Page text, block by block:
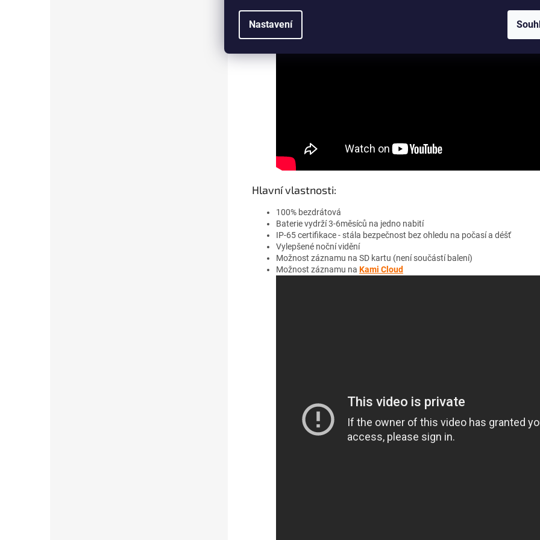
Nastavení
Hlavní vlastnosti:
100% bezdrátová
Baterie vydrží 3-6měsíců na jedno nabití
IP-65 certifikace - stála bezpečnost bez ohledu na počasí a déšť
Vylepšené noční vidění
Možnost záznamu na SD kartu (není součástí balení)
Možnost záznamu na Kami Cloud